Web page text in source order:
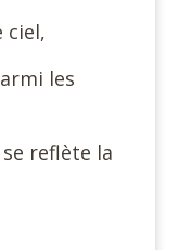
ciel,
les
reflète la